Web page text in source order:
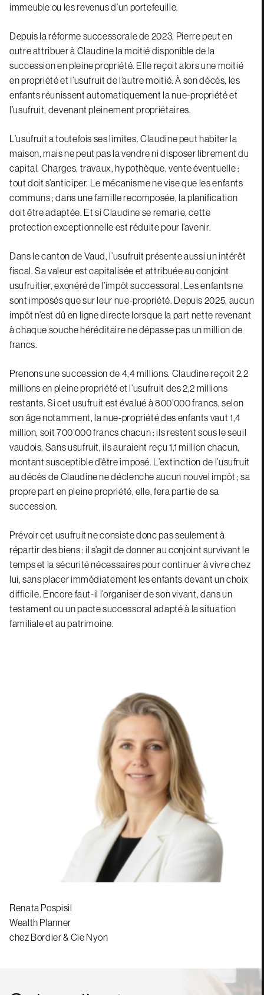
immeuble ou les revenus d’un portefeuille.
Depuis la réforme successorale de 2023, Pierre peut en
outre attribuer à Claudine la moitié disponible de la
succession en pleine propriété. Elle reçoit alors une moitié
en propriété et l’usufruit de l’autre moitié. À son décès, les
enfants réunissent automatiquement la nue-propriété et
l’usufruit, devenant pleinement propriétaires.
L’usufruit a toutefois ses limites. Claudine peut habiter la
maison, mais ne peut pas la vendre ni disposer librement du
capital. Charges, travaux, hypothèque, vente éventuelle :
tout doit s’anticiper. Le mécanisme ne vise que les enfants
communs ; dans une famille recomposée, la planification
doit être adaptée. Et si Claudine se remarie, cette
protection exceptionnelle est réduite pour l’avenir.
Dans le canton de Vaud, l’usufruit présente aussi un intérêt
fiscal. Sa valeur est capitalisée et attribuée au conjoint
usufruitier, exonéré de l’impôt successoral. Les enfants ne
sont imposés que sur leur nue-propriété. Depuis 2025, aucun
impôt n’est dû en ligne directe lorsque la part nette revenant
à chaque souche héréditaire ne dépasse pas un million de
francs.
Prenons une succession de 4,4 millions. Claudine reçoit 2,2
millions en pleine propriété et l’usufruit des 2,2 millions
restants. Si cet usufruit est évalué à 800’000 francs, selon
son âge notamment, la nue-propriété des enfants vaut 1,4
million, soit 700’000 francs chacun : ils restent sous le seuil
vaudois. Sans usufruit, ils auraient reçu 1,1 million chacun,
montant susceptible d’être imposé. L’extinction de l’usufruit
au décès de Claudine ne déclenche aucun nouvel impôt ; sa
propre part en pleine propriété, elle, fera partie de sa
succession.
Prévoir cet usufruit ne consiste donc pas seulement à
répartir des biens : il s’agit de donner au conjoint survivant le
temps et la sécurité nécessaires pour continuer à vivre chez
lui, sans placer immédiatement les enfants devant un choix
difficile. Encore faut-il l’organiser de son vivant, dans un
testament ou un pacte successoral adapté à la situation
familiale et au patrimoine.
Renata Pospisil
Wealth Planner
chez Bordier & Cie Nyon